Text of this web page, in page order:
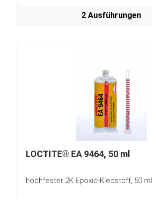
2 Ausführungen
LOCTITE® EA 9464, 50 ml
hochfester 2K Epoxid-Klebstoff, 50 ml